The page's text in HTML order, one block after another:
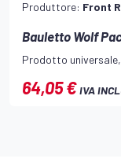
Produttore: Front
Bauletto Wolf
Prodotto
64,05 €IVA